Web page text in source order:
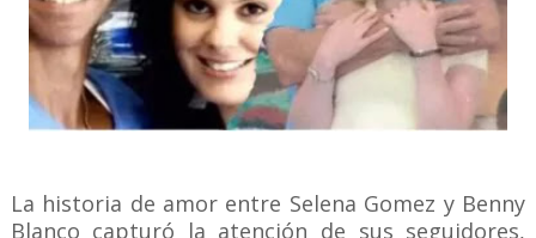
La historia de amor entre Selena Gomez y Benny
Blanco capturó la atención de sus seguidores,